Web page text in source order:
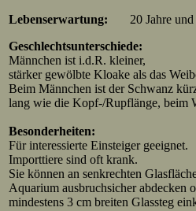
Lebenserwartung:
20 Jahre
Geschlechtsunterschiede:
Männchen ist i.d.R. kleiner,
stärker gewölbte Kloake als das
Beim Männchen ist der Schwanz
lang wie die Kopf-/Rupflänge, beim
Besonderheiten:
Für interessierte Einsteiger geeignet.
Importtiere sind oft krank.
Sie können an senkrechten
Aquarium ausbruchsicher abdecken
mindestens 3 cm breiten Glassteg